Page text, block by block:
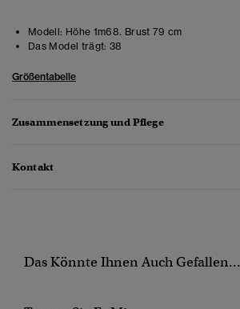
Modell: Höhe 1m68. Brust 79 cm
Das Model trägt: 38
Größentabelle
Zusammensetzung und Pflege
Kontakt
Das Könnte Ihnen Auch Gefallen...